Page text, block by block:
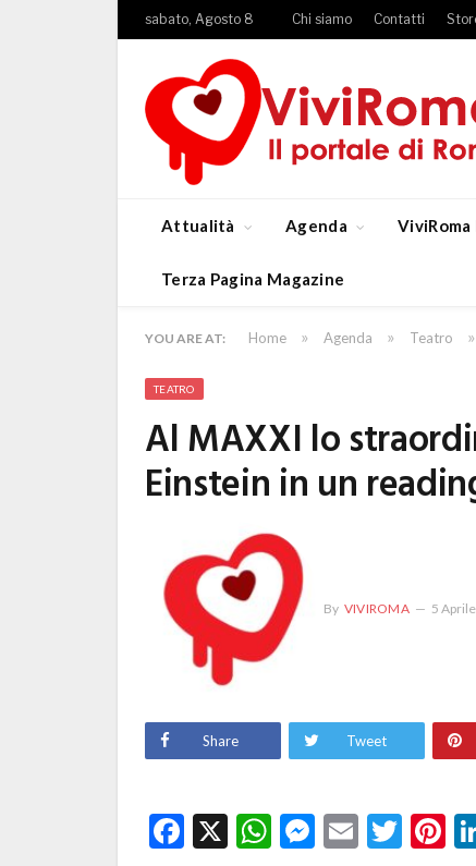
sabato, Agosto 8 Chi siamo Contatti
Attualità Agenda ViviRoma
Terza Pagina Magazine
YOU ARE AT: Home » Agenda » Teatro »
TEATRO
Al MAXXI lo
Einstein in un
By VIVIROMA 5
Share Tweet
Facebook
X WhatsApp
Email